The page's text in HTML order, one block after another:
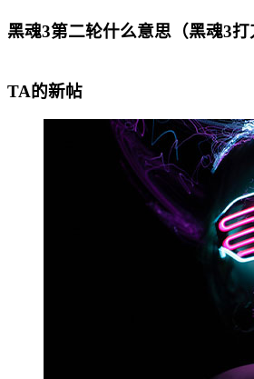
黑魂3第二轮什么意思（黑魂3打
TA的新帖